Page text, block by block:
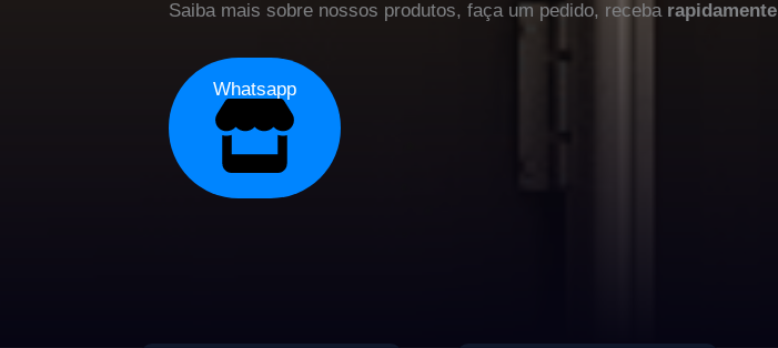
Saiba mais sobre nossos produtos, faça um pedido, receba rapidamente
Whatsapp